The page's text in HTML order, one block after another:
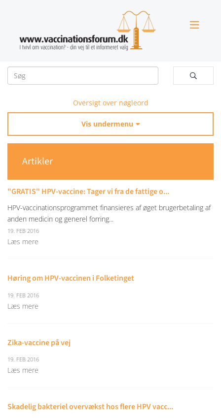


Oversigt over nøgleord
Vis undermenu 
Artikler
"GRATIS" HPV-vaccine: Tager vi fra de fattige o...
HPV-vaccinationsprogrammet finansieres af øget brugerbetaling af
anden medicin og generel forring...
19. FEB 2016
Læs mere
Høring om HPV-vaccinen i Folketinget
19. FEB 2016
Læs mere
Zika-vaccine på vej
19. FEB 2016
Læs mere
Skadelig bakteriel overvækst hos flere HPV vacc...